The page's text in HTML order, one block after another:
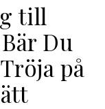
till
Du
på